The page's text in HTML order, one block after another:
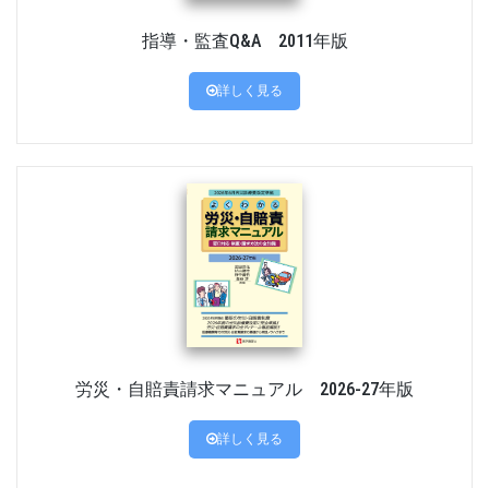
指導・監査Q&A 2011年版
詳しく見る
労災・自賠責請求マニュアル 2026-27年版
詳しく見る